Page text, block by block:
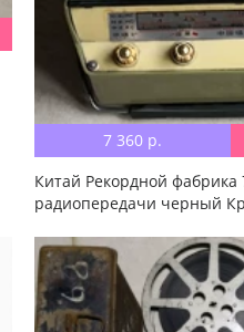
7 360 р.
Китай Рекордной фабрика
радиопередачи черный